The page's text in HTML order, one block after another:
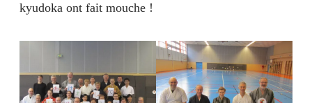
kyudoka ont fait mouche !